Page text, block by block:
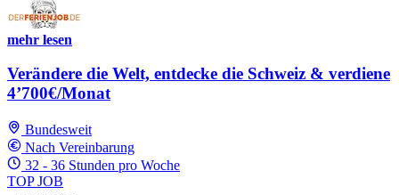
mehr lesen
Verändere die Welt, entdecke die Schweiz & verdiene
4’700€/Monat
Bundesweit
Nach Vereinbarung
32 - 36 Stunden pro Woche
TOP JOB